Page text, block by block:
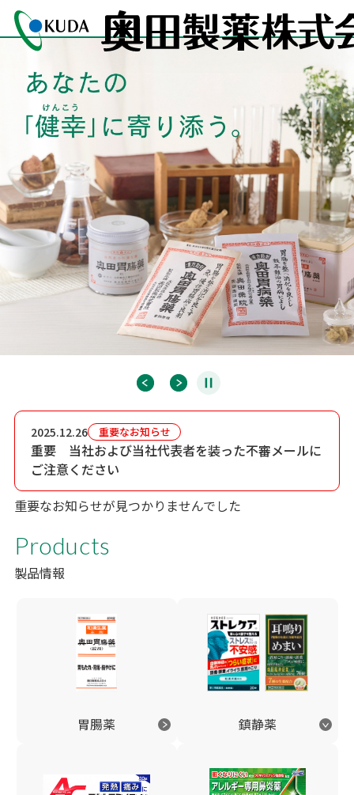
2025.12.26 重要なお知らせ
重要 当社および当社代表者を装った不審メールに
ご注意ください
重要なお知らせが見つかりませんでした
Products
製品情報
胃腸薬 鎮静薬